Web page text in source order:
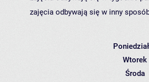
zajęcia odbywają się w inny
Wtorek
Środa